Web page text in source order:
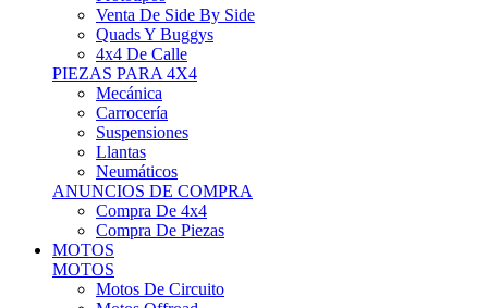
Venta De Side By Side
Quads Y Buggys
4x4 De Calle
PIEZAS PARA 4X4
Mecánica
Carrocería
Suspensiones
Llantas
Neumáticos
ANUNCIOS DE COMPRA
Compra De 4x4
Compra De Piezas
MOTOS
MOTOS
Motos De Circuito